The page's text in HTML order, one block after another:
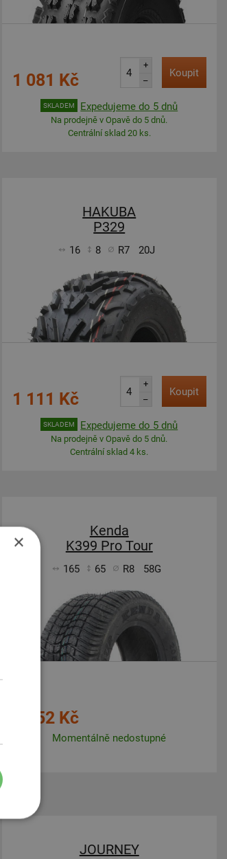
1 081 Kč
+
–
Koupit
SKLADEM Expedujeme do 5 dnů
Na prodejně v Opavě do 5 dnů.
Centrální sklad 20 ks.
HAKUBA
P329
16 8 R7 20J
1 111 Kč
+
–
Koupit
SKLADEM Expedujeme do 5 dnů
Na prodejně v Opavě do 5 dnů.
Centrální sklad 4 ks.
Kenda
K399 Pro Tour
165 65 R8 58G
1 152 Kč
Momentálně nedostupné
JOURNEY
×